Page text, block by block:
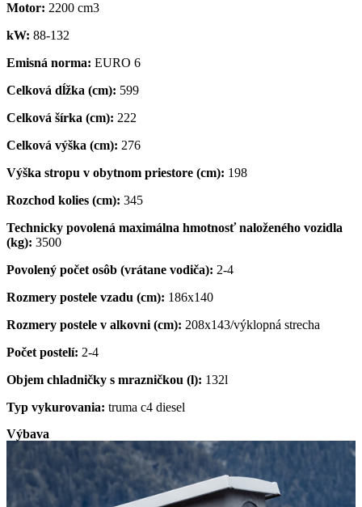
Motor: 2200 cm3
kW: 88-132
Emisná norma: EURO 6
Celková dĺžka (cm): 599
Celková šírka (cm): 222
Celková výška (cm): 276
Výška stropu v obytnom priestore (cm): 198
Rozchod kolies (cm): 345
Technicky povolená maximálna hmotnosť naloženého vozidla
(kg): 3500
Povolený počet osôb (vrátane vodiča): 2-4
Rozmery postele vzadu (cm): 186x140
Rozmery postele v alkovni (cm): 208x143/výklopná strecha
Počet postelí: 2-4
Objem chladničky s mrazničkou (l): 132l
Typ vykurovania: truma c4 diesel
Výbava